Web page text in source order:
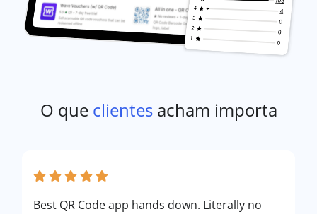
O que clientesacham importa
Best QR Code app hands down. Literally no